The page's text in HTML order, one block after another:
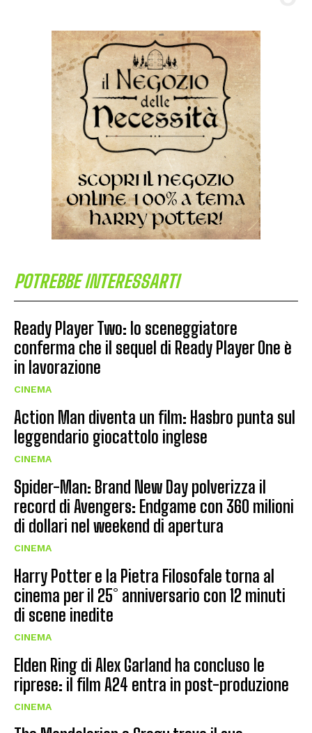
POTREBBE INTERESSARTI
Ready Player Two: lo sceneggiatore
conferma che il sequel di Ready Player One è
in lavorazione
CINEMA
Action Man diventa un film: Hasbro punta sul
leggendario giocattolo inglese
CINEMA
Spider-Man: Brand New Day polverizza il
record di Avengers: Endgame con 360 milioni
di dollari nel weekend di apertura
CINEMA
Harry Potter e la Pietra Filosofale torna al
cinema per il 25° anniversario con 12 minuti
di scene inedite
CINEMA
Elden Ring di Alex Garland ha concluso le
riprese: il film A24 entra in post-produzione
CINEMA